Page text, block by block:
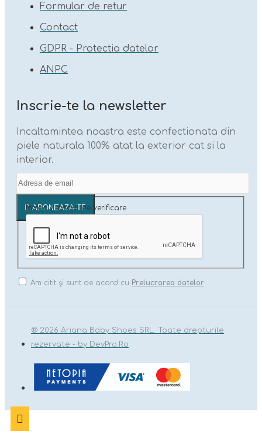
Formular de retur
Contact
GDPR - Protectia datelor
ANPC
Inscrie-te la newsletter
Incaltamintea noastra este confectionata din
piele naturala 100% atat la exterior cat si la
interior.
ABONEAZA-TE
Introdul codul de verificare
Am citit şi sunt de acord cu Prelucrarea datelor
® 2026 Ariana Baby Shoes SRL. Toate drepturile
rezervate - by DevPro.Ro